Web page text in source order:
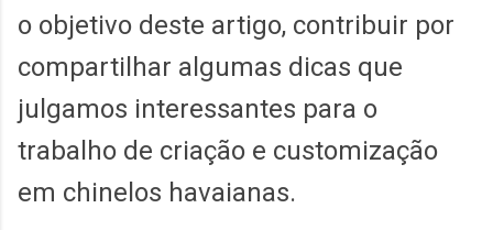
o objetivo deste artigo, contribuir por
compartilhar algumas dicas que
julgamos interessantes para o
trabalho de criação e customização
em chinelos havaianas.